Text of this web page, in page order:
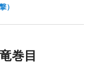
）
巻目